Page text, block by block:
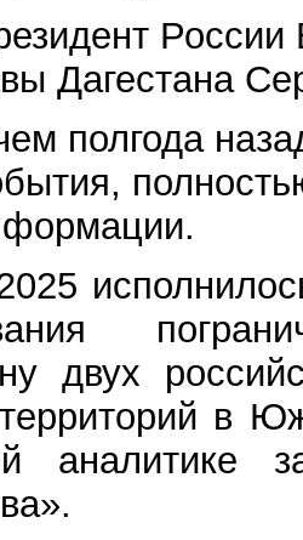
Дагестана
полгода
двух
территорий в
аналитике